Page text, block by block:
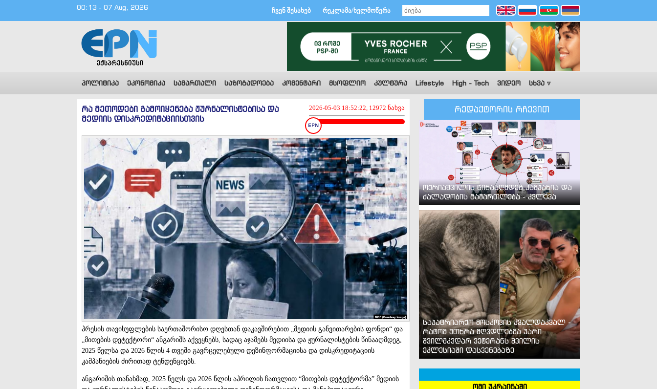
00:13 - 07 Aug, 2026 ჩვენ შესახებ რეკლამა/ხელმოწერა
პოლიტიკა ეკონომიკა სამართალი საზოგადოება კომენტარი მსოფლიო კულტურა Lifestyle High - Tech ვიდეო სხვა ▿
2026-05-03 18:52:22, 12972 ნახვა
რა მეთოდები გამოიყენება ჟურნალისტებისა და
მედიის დისკრედიტაციისთვის
პრესის თავისუფლების საერთაშორისო დღესთან დაკავშირებით „მედიის განვითარების ფონდი“ და
„მითების დეტექტორი“ ანგარიშს აქვეყნებს, სადაც აჯამებს მედიისა და ჟურნალისტების წინააღმდეგ,
2025 წელსა და 2026 წლის 4 თვეში გავრცელებული დეზინფორმაციისა და დისკრედიტაციის
კამპანიების ძირითად ტენდენციებს.
ანგარიშის თანახმად, 2025 წელს და 2026 წლის აპრილის ჩათვლით “მითების დეტექტორმა” მედიის
რედაქტორის რჩევით
ოქრიაშვილის წინააღმდეგ კამპანია და
ძალადობის გამართლება - კვლევა
საპატრიარქო მოსკოვის კვალდაკვალ -
რატომ უთხრა მღვდლებმა უარი
შვილმკვდარ ვეტერანს შვილის
ეკლესიაში დასვენებაზე
ომი უკრაინაში